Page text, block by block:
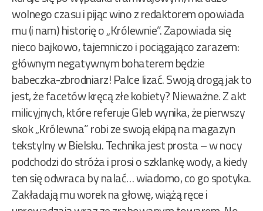
wolnego czasu i pijąc wino z redaktorem opowiada
mu (i nam) historię o „Królewnie”. Zapowiada się
nieco bajkowo, tajemniczo i pociągająco zarazem:
głównym negatywnym bohaterem będzie
babeczka-zbrodniarz! Palce lizać. Swoją drogą jak to
jest, że facetów kręcą złe kobiety? Nieważne. Z akt
milicyjnych, które referuje Gleb wynika, że pierwszy
skok „Królewna” robi ze swoją ekipą na magazyn
tekstylny w Bielsku. Technika jest prosta – w nocy
podchodzi do stróża i prosi o szklankę wody, a kiedy
ten się odwraca by nalać… wiadomo, co go spotyka.
Zakładają mu worek na głowę, wiążą ręce i